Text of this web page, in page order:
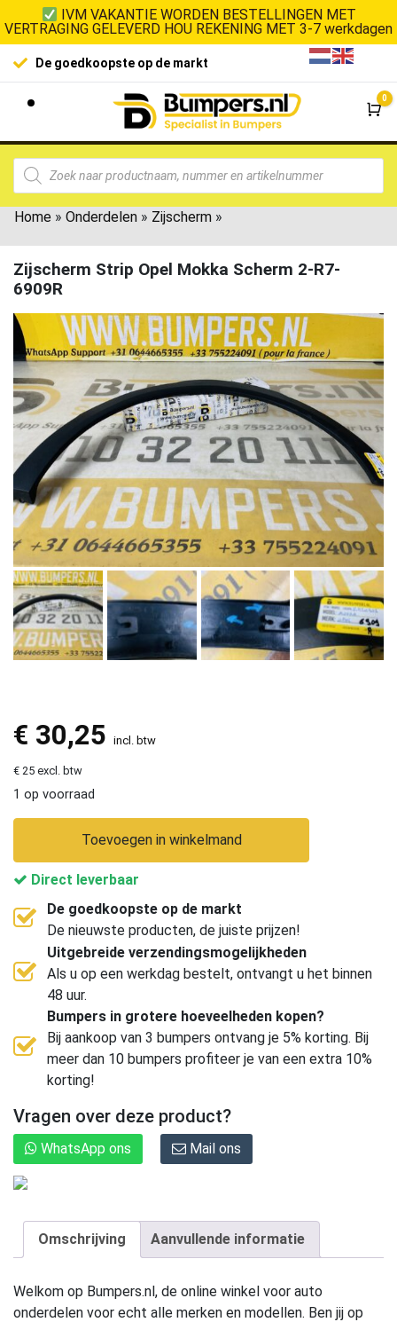
IVM VAKANTIE WORDEN BESTELLINGEN MET
VERTRAGING GELEVERD HOU REKENING MET 3-7 werkdagen
De goedkoopste op de markt
0
Home » Onderdelen » Zijscherm »
Zijscherm Strip Opel Mokka Scherm 2-R7-
6909R
€ 30,25 incl. btw
€ 25 excl. btw
1 op voorraad
Toevoegen in winkelmand
Direct leverbaar
De goedkoopste op de markt
De nieuwste producten, de juiste prijzen!
Uitgebreide verzendingsmogelijkheden
Als u op een werkdag bestelt, ontvangt u het binnen
48 uur.
Bumpers in grotere hoeveelheden kopen?
Bij aankoop van 3 bumpers ontvang je 5% korting. Bij
meer dan 10 bumpers profiteer je van een extra 10%
korting!
Vragen over deze product?
WhatsApp ons Mail ons
Omschrijving Aanvullende informatie
Welkom op Bumpers.nl, de online winkel voor auto
onderdelen voor echt alle merken en modellen. Ben jij op